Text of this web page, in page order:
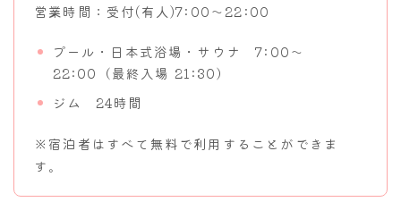
営業時間：受付(有人)7:00～22:00
プール・日本式浴場・サウナ 7:00～
22:00（最終入場 21:30）
ジム 24時間
※宿泊者はすべて無料で利用することができま
す。